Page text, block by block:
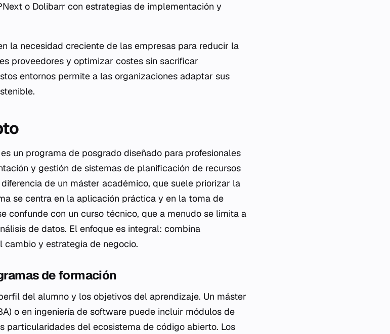
o Dolibarr con estrategias de implementación y
la necesidad creciente de las empresas para reducir la
proveedores y optimizar costes sin sacrificar
entornos permite a las organizaciones adaptar sus
un programa de posgrado diseñado para profesionales
y gestión de sistemas de planificación de recursos
de un máster académico, que suele priorizar la
se centra en la aplicación práctica y en la toma de
confunde con un curso técnico, que a menudo se limita a
de datos. El enfoque es integral: combina
y estrategia de negocio.
de formación
del alumno y los objetivos del aprendizaje. Un máster
o en ingeniería de software puede incluir módulos de
particularidades del ecosistema de código abierto. Los